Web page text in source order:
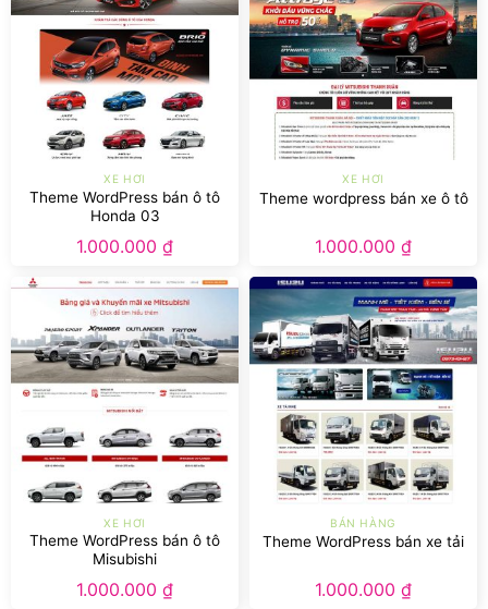
XE HƠI
Theme WordPress bán ô tô
Honda 03
1.000.000 ₫
XE HƠI
Theme wordpress bán xe ô tô
1.000.000 ₫
XE HƠI
Theme WordPress bán ô tô
Misubishi
1.000.000 ₫
BÁN HÀNG
Theme WordPress bán xe tải
1.000.000 ₫